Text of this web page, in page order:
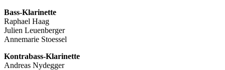
Bass-Klarinette
Raphael Haag
Julien Leuenberger
Annemarie Stoessel
Kontrabass-Klarinette
Andreas Nydegger